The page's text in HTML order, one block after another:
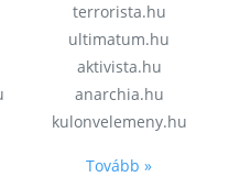
terrorista.hu
ultimatum.hu
aktivista.hu
anarchia.hu
kulonvelemeny.hu
Tovább »